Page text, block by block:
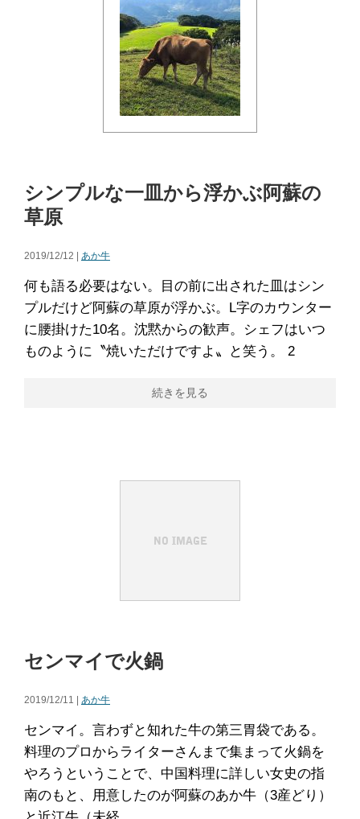
シンプルな一皿から浮かぶ阿蘇の
草原
2019/12/12 | あか牛
何も語る必要はない。目の前に出された皿はシン
プルだけど阿蘇の草原が浮かぶ。L字のカウンター
に腰掛けた10名。沈黙からの歓声。シェフはいつ
ものように〝焼いただけですよ〟と笑う。 2
続きを見る
センマイで火鍋
2019/12/11 | あか牛
センマイ。言わずと知れた牛の第三胃袋である。
料理のプロからライターさんまで集まって火鍋を
やろうということで、中国料理に詳しい女史の指
南のもと、用意したのが阿蘇のあか牛（3産どり）